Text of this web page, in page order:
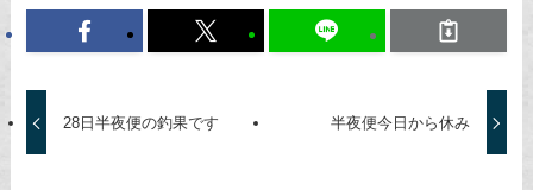
28日半夜便の釣果です 半夜便今日から休み